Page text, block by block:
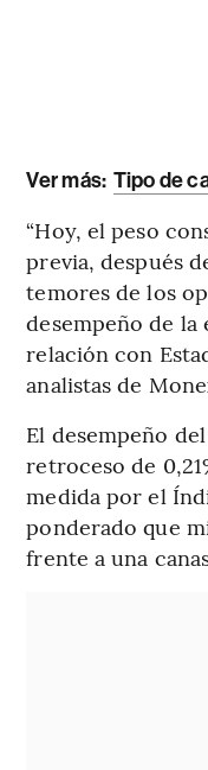
Ver más: Tipo de
“Hoy, el peso
previa, después
temores de los
desempeño de la
relación con
analistas de
El desempeño
retroceso de
medida por el
ponderado que
frente a una